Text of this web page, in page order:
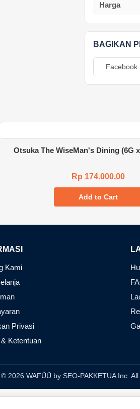
Harga
BAGIKAN
Facebook
Otsuka The WiseMan's Dining (6G
Rp 174.000,00
Add to Cart
Kami
Privasi
Ketentuan
© 2026 WAFÜÜ by SEO-PAKKETUA Inc.